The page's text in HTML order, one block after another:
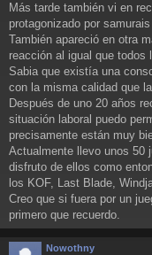
Más tarde también vi en
protagonizado por
También apareció en otra
reacción al igual que todos
Sabia que existía una
con la misma calidad que
Después de uno 20 años
situación laboral puedo
precisamente están muy
Actualmente llevo unos 50
disfruto de ellos como
los KOF, Last Blade,
Creo que si fuera por un
primero que recuerdo.
Nowothny